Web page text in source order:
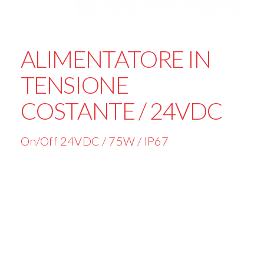
ALIMENTATORE IN
TENSIONE
COSTANTE / 24VDC
On/Off 24VDC / 75W / IP67